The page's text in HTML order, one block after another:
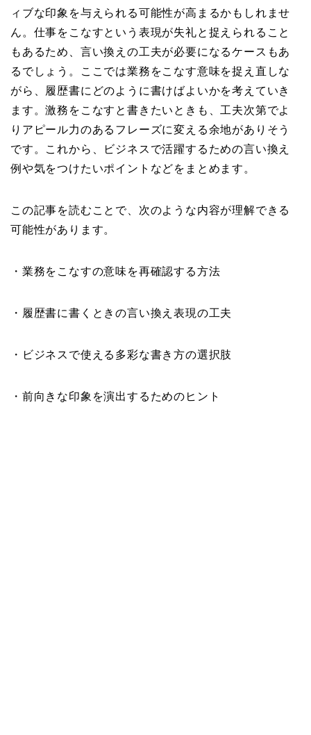
ィブな印象を与えられる可能性が高まるかもしれませ
ん。仕事をこなすという表現が失礼と捉えられること
もあるため、言い換えの工夫が必要になるケースもあ
るでしょう。ここでは業務をこなす意味を捉え直しな
がら、履歴書にどのように書けばよいかを考えていき
ます。激務をこなすと書きたいときも、工夫次第でよ
りアピール力のあるフレーズに変える余地がありそう
です。これから、ビジネスで活躍するための言い換え
例や気をつけたいポイントなどをまとめます。
この記事を読むことで、次のような内容が理解できる
可能性があります。
・業務をこなすの意味を再確認する方法
・履歴書に書くときの言い換え表現の工夫
・ビジネスで使える多彩な書き方の選択肢
・前向きな印象を演出するためのヒント